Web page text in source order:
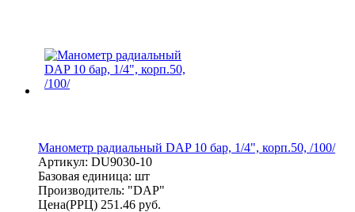
Манометр радиальный DAP 10 бар, 1/4", корп.50, /100/
Артикул: DU9030-10
Базовая единица: шт
Производитель: "DAP"
Цена(РРЦ) 251.46 руб.